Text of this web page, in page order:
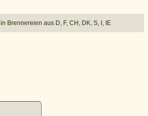
in Brennereien aus D, F, CH, DK, S, I, IE